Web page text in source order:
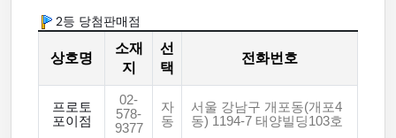
2등 당첨판매점
상호명
소재
지
선
택
전화번호
프로토
포이점
02-
578-
9377
자
동
서울 강남구 개포동(개포4
동) 1194-7 태양빌딩103호